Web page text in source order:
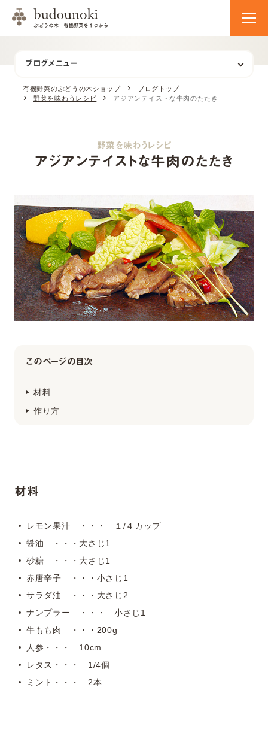
ブログメニュー
有機野菜のぶどうの木ショップ
ブログトップ
野菜を味わうレシピ
アジアンテイストな牛肉のたたき
アジアンテイストな牛肉のたたき
野菜を味わうレシピ
このページの目次
材料
作り方
材料
レモン果汁 ・・・ １/４カップ
醤油 ・・・大さじ1
砂糖 ・・・大さじ1
赤唐辛子 ・・・小さじ1
サラダ油 ・・・大さじ2
ナンプラー ・・・ 小さじ1
牛もも肉 ・・・200g
人参・・・ 10cm
レタス・・・ 1/4個
ミント・・・ 2本